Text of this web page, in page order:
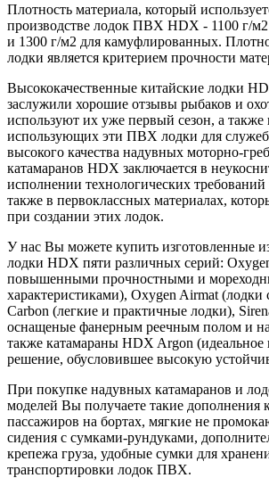
Плотность материала, который
производстве лодок ПВХ HDX - 1100 г/
и 1300 г/м2 для камуфлированных.
лодки является критерием прочности
Высококачественные китайские лодки
заслужили хорошие отзывы рыбаков и
используют их уже первый сезон, а также
использующих эти ПВХ лодки для
высокого качества надувных моторно-
катамаранов HDX заключается в
исполнении технологических требований
также в первоклассных материалах,
при создании этих лодок.
У нас Вы можете купить изготовленные
лодки HDX пяти различных серий:
повышенными прочностными и
характеристиками), Oxygen Airmat
Carbon (легкие и практичные лодки),
оснащеные фанерным реечным полом и
также катамараны HDX Argon (идеальное
решение, обусловившее высокую
При покупке надувных катамаранов и
моделей Вы получаете такие дополнения
пассажиров на бортах, мягкие не
сидения с сумками-рундуками,
крепежа груза, удобные сумки для
транспортировки лодок ПВХ.